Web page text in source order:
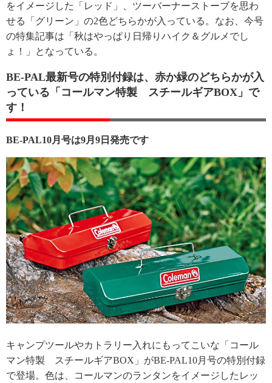
をイメージした「レッド」、ツーバーナーストーブを思わ
せる「グリーン」の2色どちらかが入っている。なお、今号
の特集記事は「秋はやっぱり日帰りハイク＆グルメでし
ょ！」となっている。
BE-PAL最新号の特別付録は、赤か緑のどちらかが入
っている「コールマン特製 スチールギアBOX」で
す！
BE-PAL10月号は9月9日発売です
キャンプツールやカトラリー入れにもってこいな「コール
マン特製 スチールギアBOX」がBE-PAL10月号の特別付録
で登場。色は、コールマンのランタンをイメージしたレッ